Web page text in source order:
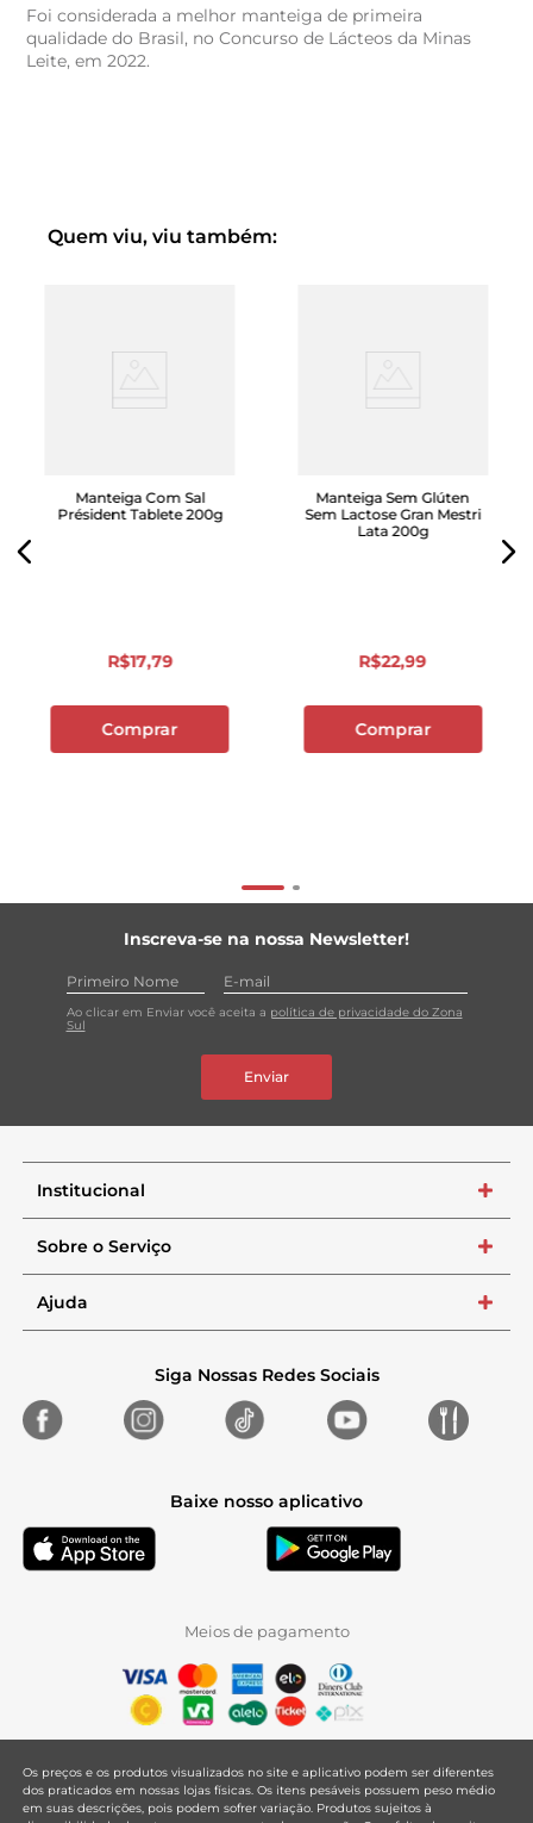
Foi considerada a melhor manteiga de primeira
qualidade do Brasil, no Concurso de Lácteos da Minas
Leite, em 2022.
Quem viu, viu também:
Manteiga Com Sal
Président Tablete 200g
R$17,79
Comprar
Manteiga Sem Glúten
Sem Lactose Gran Mestri
Lata 200g
R$22,99
Comprar
Inscreva-se na nossa Newsletter!
Ao clicar em Enviar você aceita a política de privacidade do Zona
Sul
Enviar
Institucional +
Sobre o Serviço +
Ajuda +
Siga Nossas Redes Sociais
Baixe nosso aplicativo
Meios de pagamento
Os preços e os produtos visualizados no site e aplicativo podem ser diferentes
dos praticados em nossas lojas físicas. Os itens pesáveis possuem peso médio
em suas descrições, pois podem sofrer variação. Produtos sujeitos à